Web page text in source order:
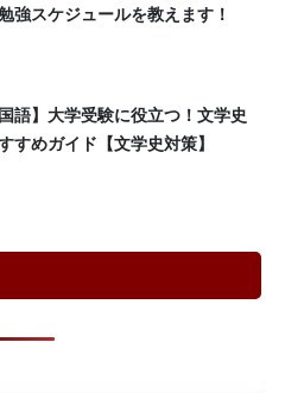
強スケジュールを教えます！
語】大学受験に役立つ！文学史
すめガイド【文学史対策】